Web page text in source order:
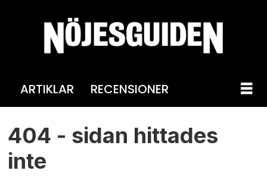
ARTIKLAR RECENSIONER
404
-
404 - sidan hittades
inte